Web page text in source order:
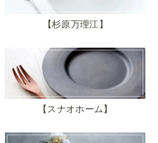
杉原万理江
スナオホーム